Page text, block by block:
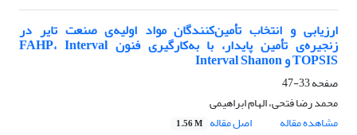
ارزیابی و انتخاب تأمین‌کنندگان مواد اولیه‌ی صنعت تایر در
زنجیره‌ی تأمین پایدار، با به‌کارگیری فنون FAHP، Interval
TOPSIS و Interval Shanon
صفحه33-47
محمد رضا فتحی، الهام ابراهیمی
مشاهده مقاله
اصل مقاله 1.56 M